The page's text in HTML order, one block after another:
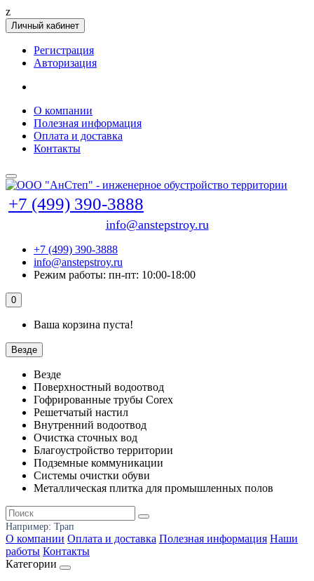
z
Личный кабинет
Регистрация
Авторизация
О компании
Полезная информация
Оплата и доставка
Контакты
+7 (499) 390-3888
info@anstepstroy.ru
+7 (499) 390-3888
info@anstepstroy.ru
Режим работы: пн-пт: 10:00-18:00
0
Ваша корзина пуста!
Везде
Везде
Поверхностный водоотвод
Гофрированные трубы Corex
Решетчатый настил
Внутренний водоотвод
Очистка сточных вод
Благоустройство территории
Подземные коммуникации
Системы очистки обуви
Металлическая плитка для промышленных полов
Например: Трап
О компании Оплата и доставка Полезная информация Наши
работы Контакты
Категории